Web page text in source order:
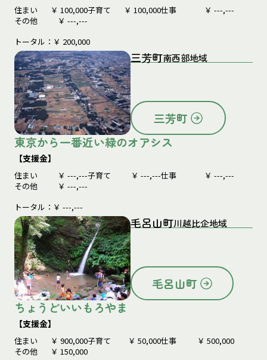
住まい ￥ 100,000子育て ￥ 100,000仕事 ￥ ---,---
その他
￥ ---,---
トータル：￥ 200,000
三芳町南西部地域
三芳町
東京から一番近い緑のオアシス
【支援金】
住まい ￥ ---,---子育て ￥ ---,---仕事 ￥ ---,---
その他
￥ ---,---
トータル：￥ ---,---
毛呂山町川越比企地域
毛呂山町
ちょうどいいもろやま
【支援金】
住まい ￥ 900,000子育て ￥ 50,000仕事 ￥ 500,000
その他
￥ 150,000